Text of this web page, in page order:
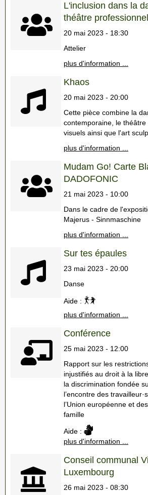
L'inclusion dans la
théâtre
20 mai 2023 - 18:30
Attelier
plus d'information ...
Khaos
20 mai 2023 - 20:00
Cette pièce combine la
contemporaine, le
visuels ainsi que l'art
plus d'information ...
Mudam Go! Carte
DADOFONIC
21 mai 2023 - 10:00
Dans le cadre de
Majerus - Sinnmaschine
plus d'information ...
Sur tes épaules
23 mai 2023 - 20:00
Danse
Aide :
plus d'information ...
Conférence
25 mai 2023 - 12:00
Rapport sur les
injustifiés au droit à la
la discrimination fondée
l’encontre des
l’Union européenne et
famille
Aide :
plus d'information ...
Conseil communal
Luxembourg
26 mai 2023 - 08:30